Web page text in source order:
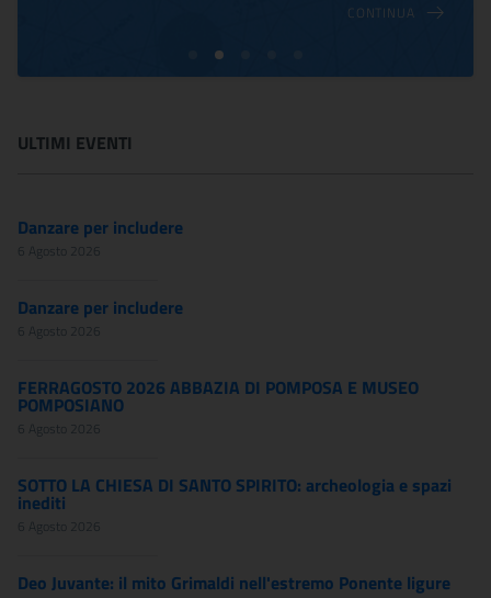
CONTINUA
ULTIMI EVENTI
Danzare per includere
6 Agosto 2026
Danzare per includere
6 Agosto 2026
FERRAGOSTO 2026 ABBAZIA DI POMPOSA E MUSEO
POMPOSIANO
6 Agosto 2026
SOTTO LA CHIESA DI SANTO SPIRITO: archeologia e spazi
inediti
6 Agosto 2026
Deo Juvante: il mito Grimaldi nell'estremo Ponente ligure